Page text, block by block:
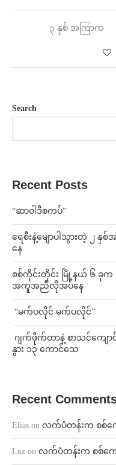
၃ နှစ် အကြာက
Search
Recent Posts
“ဆာဝါဒီစကပ်”
ရေစီးနဲ့မျောပါသွားတဲ့ ၂ နှ
နေ
စစ်ကိုင်းတိုင်း မြို့နယ် ၆ ခုက
အကူအညီလိုအပ်နေ
⁨ ⁨“မက်ပလိုင် မက်ပလိုင်”
ဂျက်ဖိုက်တာနဲ့ စာသင်ကျောင်
နွား ၁၃ ကောင်သေ
Recent
Elias on လက်ပံတန်းက စစ်ကေ
Luz on လက်ပံတန်းက စစ်ကေ